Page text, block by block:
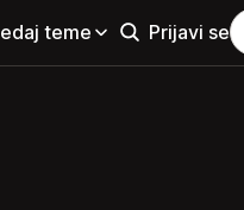
teme Prijavi se